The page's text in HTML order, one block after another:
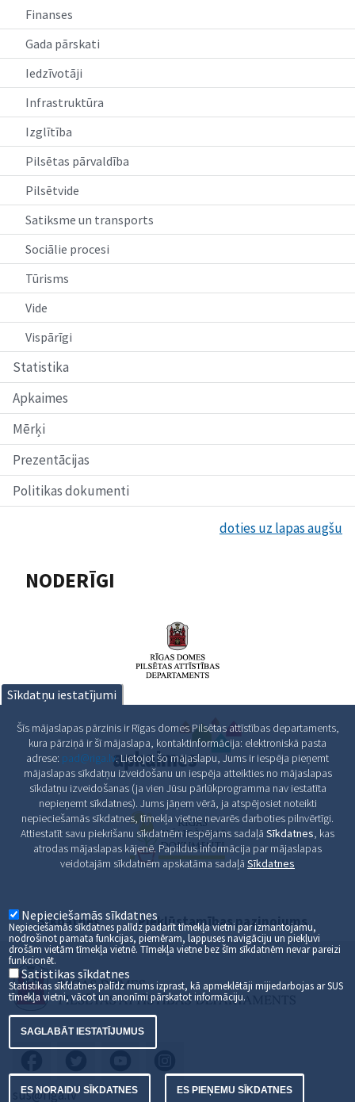
Finanses
Gada pārskati
Iedzīvotāji
Infrastruktūra
Izglītība
Pilsētas pārvaldība
Pilsētvide
Satiksme un transports
Sociālie procesi
Tūrisms
Vide
Vispārīgi
Statistika
Apkaimes
Mērķi
Prezentācijas
Politikas dokumenti
doties uz lapas augšu
NODERĪGI
Sīkdatnes Piekļūstamības paziņojums
sus@riga.lv
Sīkdatņu iestatījumi
Šīs mājaslapas pārzinis ir Rīgas domes Pilsētas attīstības departaments,
kura pārziņā ir šī mājaslapa, kontaktinformācija: elektroniskā pasta
adrese: pad@riga.lv. Lietojot šo mājaslapu, Jums ir iespēja pieņemt
mājaslapas sīkdatņu izveidošanu un iespēja atteikties no mājaslapas
sīkdatņu izveidošanas (ja vien Jūsu pārlūkprogramma nav iestatīta
nepieņemt sīkdatnes). Jums jāņem vērā, ja atspējosiet noteikti
nepieciešamās sīkdatnes, tīmekļa vietne nevarēs darboties pilnvērtīgi.
Attiestatīt savu piekrišanu sīkdatnēm iespējams sadaļā Sīkdatnes, kas
atrodas mājaslapas kājenē. Papildus informācija par mājaslapas
veidotajām sīkdatnēm apskatāma sadaļā Sīkdatnes
Nepieciešamās sīkdatnes
Nepieciešamās sīkdatnes palīdz padarīt tīmekļa vietni par izmantojamu,
nodrošinot pamata funkcijas, piemēram, lappuses navigāciju un piekļuvi
drošām vietām tīmekļa vietnē. Tīmekļa vietne bez šīm sīkdatnēm nevar pareizi
funkcionēt.
Satistikas sīkdatnes
Statistikas sīkfdatnes palīdz mums izprast, kā apmeklētāji mijiedarbojas ar SUS
tīmekļa vietni, vācot un anonīmi pārskatot informāciju.
SAGLABĀT IESTATĪJUMUS
ES NORAIDU SĪKDATNES ES PIEŅEMU SĪKDATNES